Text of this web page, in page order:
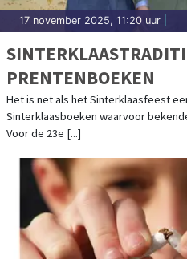
17 november 2025, 11:20 uur
PRENTENBOEKEN
Het is net als het Sinterklaasfeest
Sinterklaasboeken waarvoor
Voor de 23e [...]